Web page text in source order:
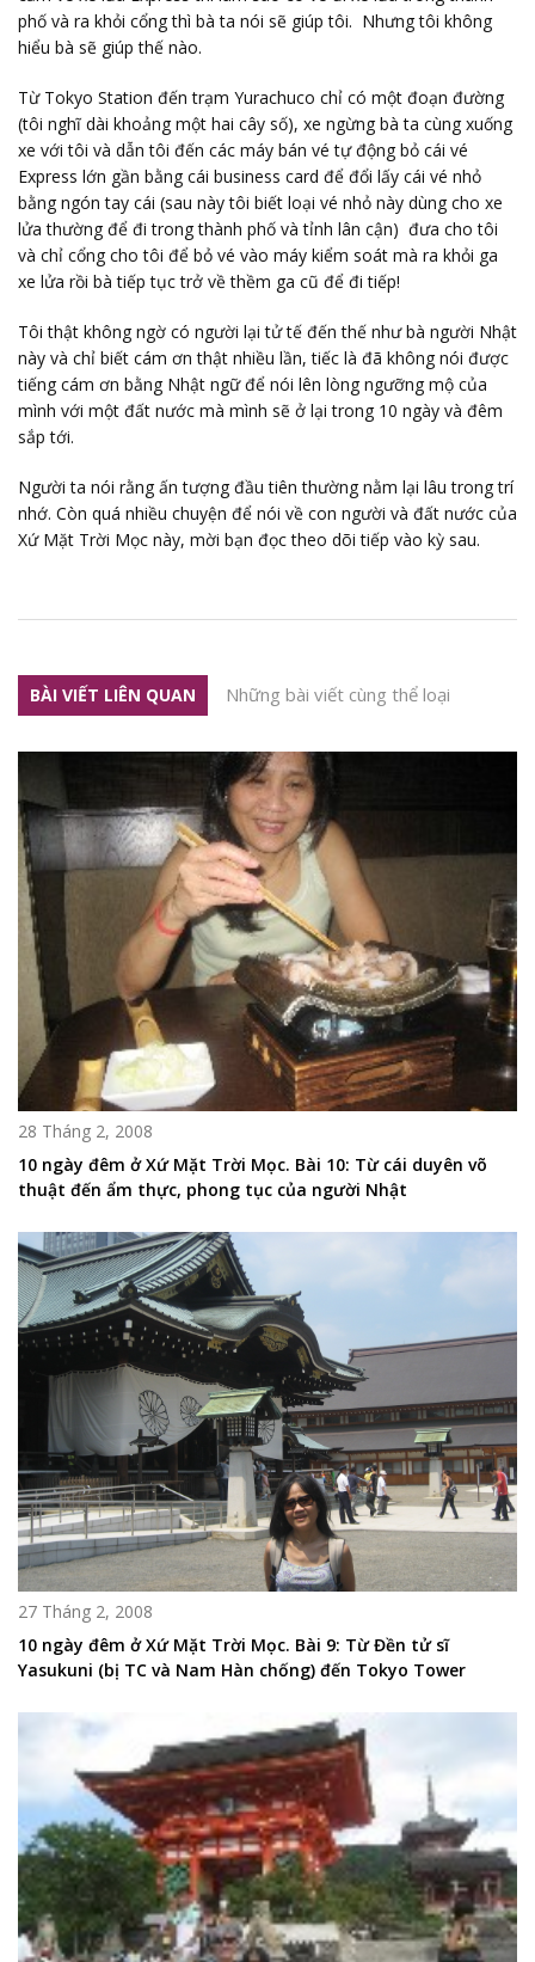
phố và ra khỏi cổng thì bà ta nói sẽ giúp tôi. Nhưng tôi không
hiểu bà sẽ giúp thế nào.
Từ Tokyo Station đến trạm Yurachuco chỉ có một đoạn đường
(tôi nghĩ dài khoảng một hai cây số), xe ngừng bà ta cùng xuống
xe với tôi và dẫn tôi đến các máy bán vé tự động bỏ cái vé
Express lớn gần bằng cái business card để đổi lấy cái vé nhỏ
bằng ngón tay cái (sau này tôi biết loại vé nhỏ này dùng cho xe
lửa thường để đi trong thành phố và tỉnh lân cận) đưa cho tôi
và chỉ cổng cho tôi để bỏ vé vào máy kiểm soát mà ra khỏi ga
xe lửa rồi bà tiếp tục trở về thềm ga cũ để đi tiếp!
Tôi thật không ngờ có người lại tử tế đến thế như bà người Nhật
này và chỉ biết cám ơn thật nhiều lần, tiếc là đã không nói được
tiếng cám ơn bằng Nhật ngữ để nói lên lòng ngưỡng mộ của
mình với một đất nước mà mình sẽ ở lại trong 10 ngày và đêm
sắp tới.
Người ta nói rằng ấn tượng đầu tiên thường nằm lại lâu trong trí
nhớ. Còn quá nhiều chuyện để nói về con người và đất nước của
Xứ Mặt Trời Mọc này, mời bạn đọc theo dõi tiếp vào kỳ sau.
BÀI VIẾT LIÊN QUAN Những bài viết cùng thể loại
28 Tháng 2, 2008
10 ngày đêm ở Xứ Mặt Trời Mọc. Bài 10: Từ cái duyên võ
thuật đến ẩm thực, phong tục của người Nhật
27 Tháng 2, 2008
10 ngày đêm ở Xứ Mặt Trời Mọc. Bài 9: Từ Đền tử sĩ
Yasukuni (bị TC và Nam Hàn chống) đến Tokyo Tower